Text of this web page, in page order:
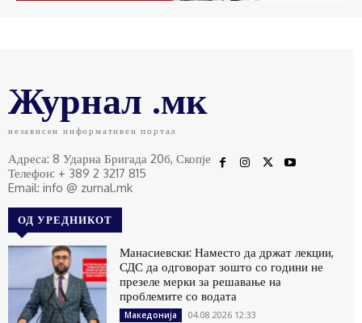
Журнал .мк
независен информативен портал
Адреса: 8 Ударна Бригада 20б, Скопје
Телефон: + 389 2 3217 815
Email: info @ zurnal.mk
ОД УРЕДНИКОТ
Манасиевски: Наместо да држат лекции,
СДС да одговорат зошто со години не
презеле мерки за решавање на
проблемите со водата
Македонија 04.08.2026 12:33